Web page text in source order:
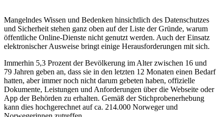
Mangelndes Wissen und Bedenken hinsichtlich des Datenschutzes
und Sicherheit stehen ganz oben auf der Liste der Gründe, warum
öffentliche Online-Dienste nicht genutzt werden. Auch der Einsatz
elektronischer Ausweise bringt einige Herausforderungen mit sich.
Immerhin 5,3 Prozent der Bevölkerung im Alter zwischen 16 und
79 Jahren geben an, dass sie in den letzten 12 Monaten einen Bedarf
hatten, aber immer noch nicht darum gebeten haben, offizielle
Dokumente, Leistungen und Anforderungen über die Webseite oder
App der Behörden zu erhalten. Gemäß der Stichprobenerhebung
kann dies hochgerechnet auf ca. 214.000 Norweger und